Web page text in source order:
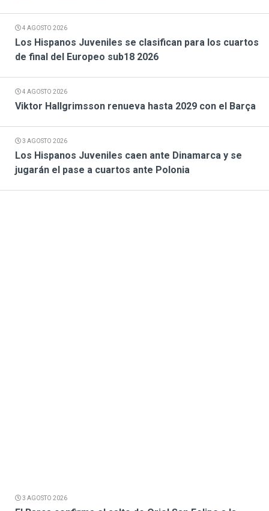
4 AGOSTO 2026
Los Hispanos Juveniles se clasifican para los cuartos
de final del Europeo sub18 2026
4 AGOSTO 2026
Viktor Hallgrimsson renueva hasta 2029 con el Barça
3 AGOSTO 2026
Los Hispanos Juveniles caen ante Dinamarca y se
jugarán el pase a cuartos ante Polonia
3 AGOSTO 2026